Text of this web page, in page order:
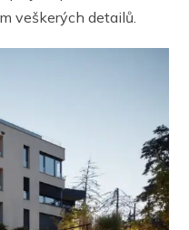
veškerých detailů.